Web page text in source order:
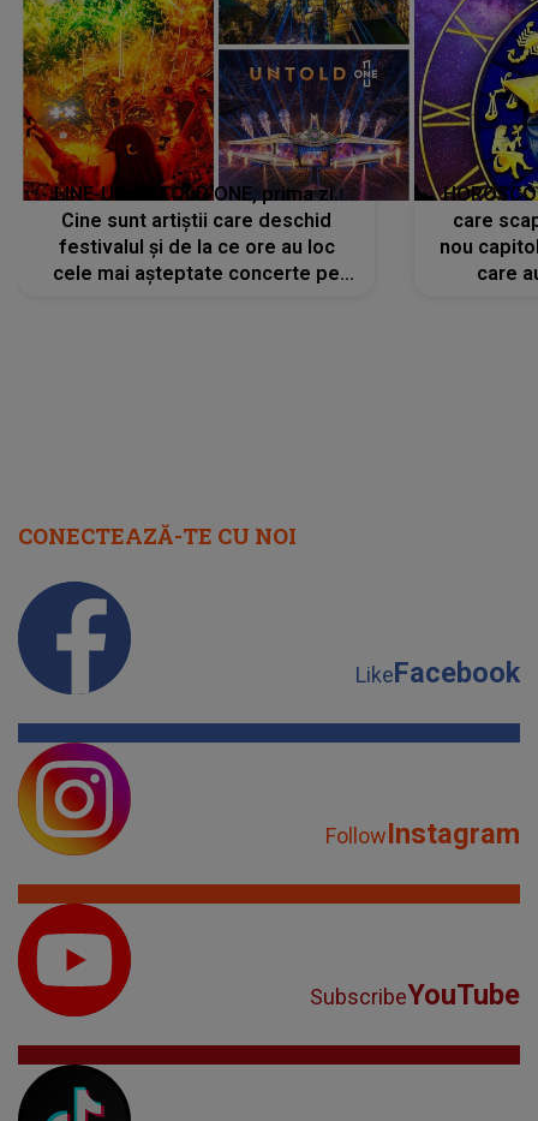
LINE-UP UNTOLD ONE, prima zi.
Cine sunt artiștii care deschid
festivalul și de la ce ore au loc
cele mai așteptate concerte pe
care
nou
care
CONECTEAZĂ-TE CU NOI
LikeFacebook
FollowInstagram
SubscribeYouTube